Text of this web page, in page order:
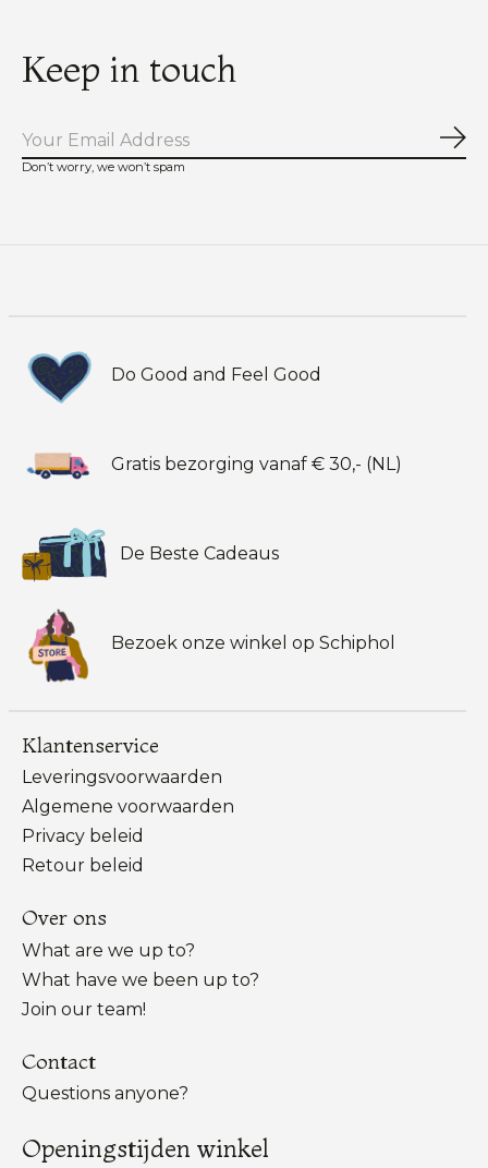
Keep in touch
Don’t worry, we won’t spam
Do Good and Feel Good
Gratis bezorging vanaf € 30,- (NL)
De Beste Cadeaus
Bezoek onze winkel op Schiphol
Klantenservice
Leveringsvoorwaarden
Algemene voorwaarden
Privacy beleid
Retour beleid
Over ons
What are we up to?
What have we been up to?
Join our team!
Contact
Questions anyone?
Openingstijden winkel